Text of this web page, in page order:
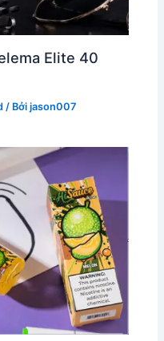
Elite 40
/ Bởijason007